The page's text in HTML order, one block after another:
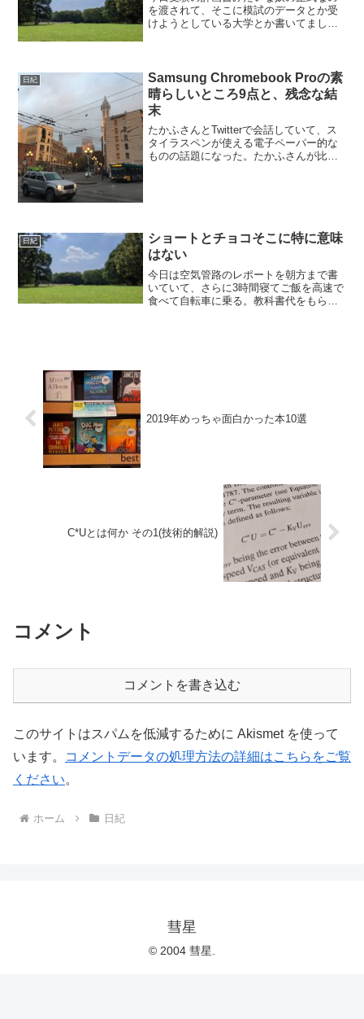
を渡されて、そこに模試のデータとか受
けようとしている大学とか書いてまし
奴で睡眠一時間+酷い下痢の...
日紀
Samsung Chromebook Proの素
晴らしいところ9点と、残念な結
末
たかふさんとTwitterで会話していて、ス
タイラスペンが使える電子ペーパー的な
ものの話題になった。たかふさんが比較
日紀
ショートとチョコそこに特に意味
はない
今日は空気管路のレポートを朝方まで書
いていて、さらに3時間寝てご飯を高速で
食べて自転車に乗る。教科書代をもらい
2019年めっちゃ面白かった本10選
C*Uとは何か その1(技術的解説)
コメント
コメントを書き込む
このサイトはスパムを低減するために Akismet を使って
います。
コメントデータの処理方法の詳細はこちらをご覧
ください。
ホーム 日紀
彗星
© 2004 彗星.